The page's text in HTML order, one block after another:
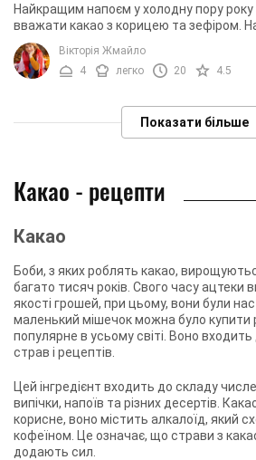
Найкращим напоєм у холодну пору
вважати какао з корицею та зефіром.
солодким, але водночас не приторним.
Вікторія Жмайло
4
легко 20 4.5
Показати більше
Какао - рецепти
Какао
Боби, з яких роблять какао,
багато тисяч років. Свого часу ацтеки
якості грошей, при цьому, вони були
маленький мішечок можна було купити
популярне в усьому світі. Воно
страв і рецептів.
Цей інгредієнт входить до складу
випічки, напоїв та різних десертів.
корисне, воно містить алкалоїд, який
кофеїном. Це означає, що страви з
додають сил.